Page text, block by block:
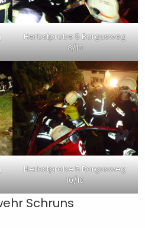
Herbstprobe 5 Bargusweg
8/10
Herbstprobe 5 Bargusweg
10/10
Schruns